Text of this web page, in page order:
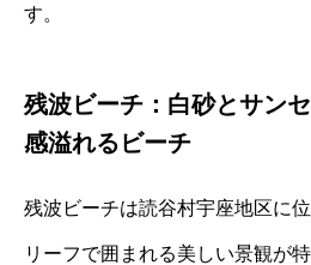
す。
残波ビーチ：白砂とサン
感溢れるビーチ
残波ビーチは読谷村宇座地区に
リーフで囲まれる美しい景観が